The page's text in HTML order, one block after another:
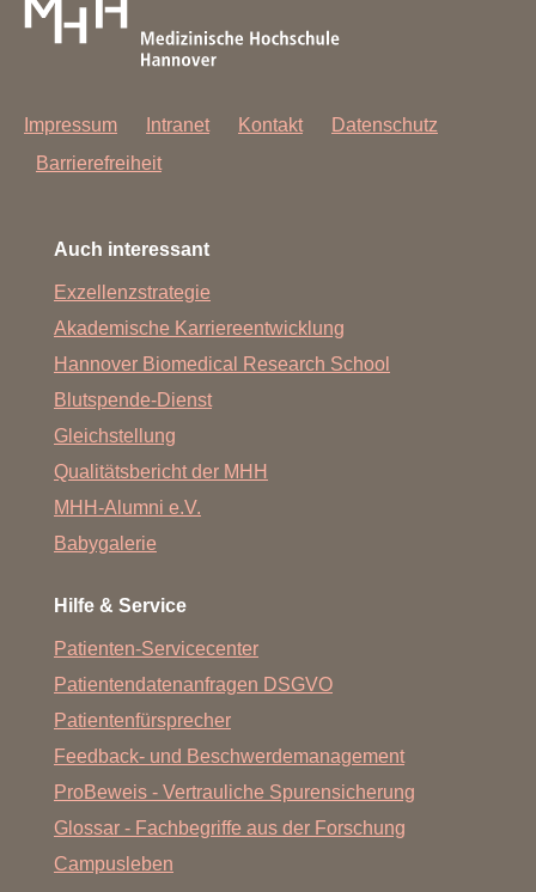
Impressum Intranet Kontakt
Datenschutz
Barrierefreiheit
Auch interessant
Exzellenzstrategie
Akademische Karriereentwicklung
Hannover Biomedical Research School
Blutspende-Dienst
Gleichstellung
Qualitätsbericht der MHH
MHH-Alumni e.V.
Babygalerie
Hilfe & Service
Patienten-Servicecenter
Patientendatenanfragen DSGVO
Patientenfürsprecher
Feedback- und Beschwerdemanagement
ProBeweis - Vertrauliche Spurensicherung
Glossar - Fachbegriffe aus der Forschung
Campusleben